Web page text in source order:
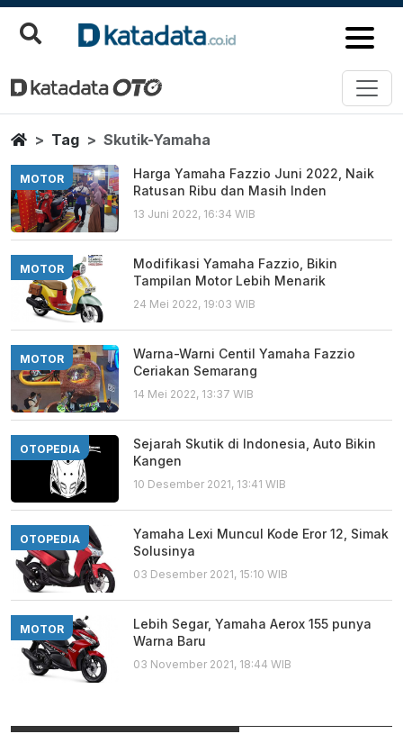
Skutik Yamaha
Berita Terbaru
HomeTag Skutik-Yamaha
MOTOR
Harga Yamaha Fazzio Juni 2022, Naik
Ratusan Ribu dan Masih Inden
13 Juni 2022, 16:34 WIB
MOTOR
Modifikasi Yamaha Fazzio, Bikin
Tampilan Motor Lebih Menarik
24 Mei 2022, 19:03 WIB
MOTOR
Warna-Warni Centil Yamaha Fazzio
Ceriakan Semarang
14 Mei 2022, 13:37 WIB
OTOPEDIA
Sejarah Skutik di Indonesia, Auto Bikin
Kangen
10 Desember 2021, 13:41 WIB
OTOPEDIA
Yamaha Lexi Muncul Kode Eror 12, Simak
Solusinya
03 Desember 2021, 15:10 WIB
MOTOR
Lebih Segar, Yamaha Aerox 155 punya
Warna Baru
03 November 2021, 18:44 WIB